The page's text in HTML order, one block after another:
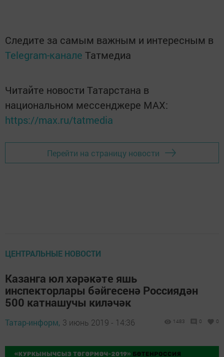
Следите за самым важным и интересным в
Telegram-канале Татмедиа
Читайте новости Татарстана в
национальном мессенджере MАХ:
https://max.ru/tatmedia
Перейти на страницу новости
ЦЕНТРАЛЬНЫЕ НОВОСТИ
Казанга юл хәрәкәте яшь
инспекторлары бәйгесенә Россиядән
500 катнашучы киләчәк
Татар-информ, 3 июнь 2019 - 14:36 1483 0 0